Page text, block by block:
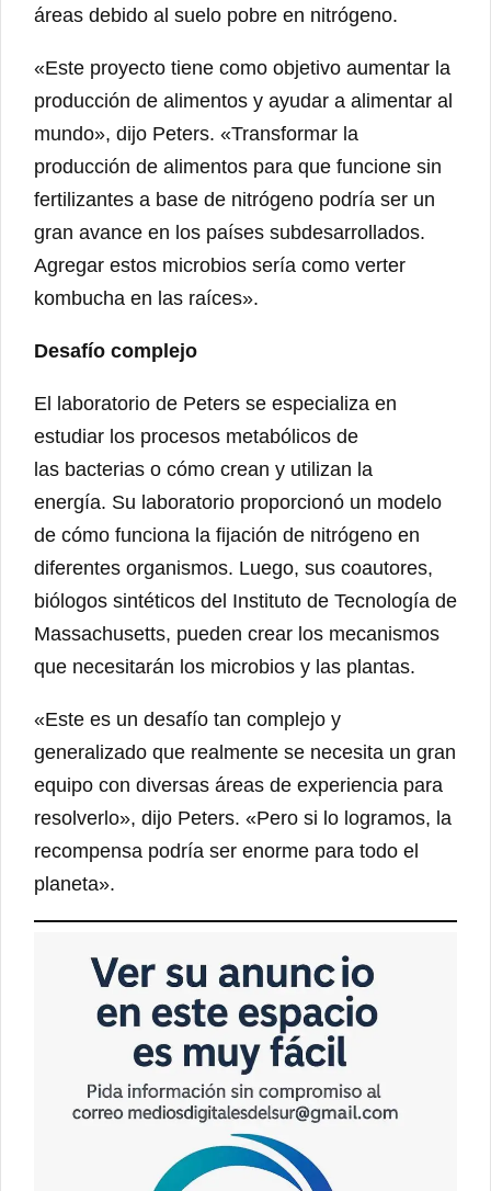
áreas debido al suelo pobre en nitrógeno.
«Este proyecto tiene como objetivo aumentar la
producción de alimentos y ayudar a alimentar al
mundo», dijo Peters. «Transformar la
producción de alimentos para que funcione sin
fertilizantes a base de nitrógeno podría ser un
gran avance en los países subdesarrollados.
Agregar estos microbios sería como verter
kombucha en las raíces».
Desafío complejo
El laboratorio de Peters se especializa en
estudiar los procesos metabólicos de
las bacterias o cómo crean y utilizan la
energía. Su laboratorio proporcionó un modelo
de cómo funciona la fijación de nitrógeno en
diferentes organismos. Luego, sus coautores,
biólogos sintéticos del Instituto de Tecnología de
Massachusetts, pueden crear los mecanismos
que necesitarán los microbios y las plantas.
«Este es un desafío tan complejo y
generalizado que realmente se necesita un gran
equipo con diversas áreas de experiencia para
resolverlo», dijo Peters. «Pero si lo logramos, la
recompensa podría ser enorme para todo el
planeta».